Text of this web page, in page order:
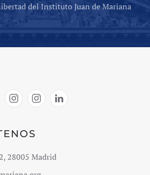
del Instituto Juan de Mariana
28005 Madrid